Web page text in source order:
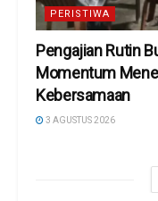
PERISTIWA
Pengajian Rutin
Momentum
Kebersamaan
3 AGUSTUS 2026